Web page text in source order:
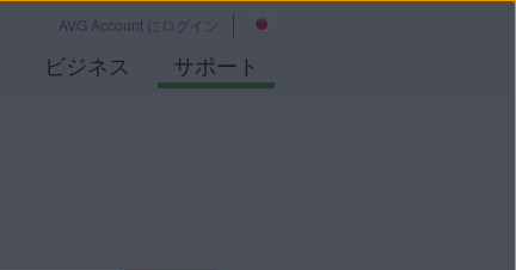
AVG Account にログイン
ビジネス サポート